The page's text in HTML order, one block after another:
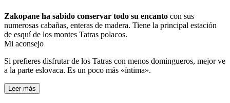
Zakopane ha sabido conservar todo su encanto con sus
numerosas cabañas, enteras de madera. Tiene la principal estación
de esquí de los montes Tatras polacos.
Mi aconsejo
Si prefieres disfrutar de los Tatras con menos domingueros, mejor ve
a la parte eslovaca. Es un poco más «íntima».
Leer más